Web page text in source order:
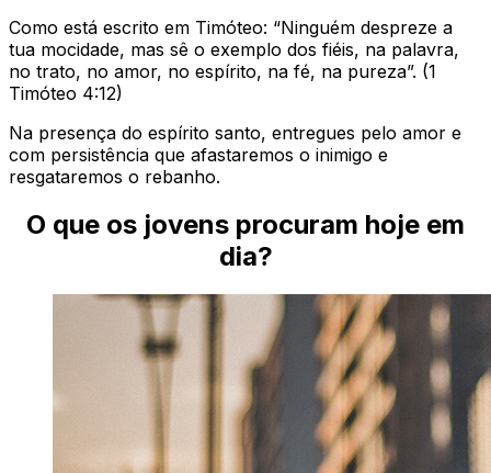
Como está escrito em Timóteo: “Ninguém despreze a
tua mocidade, mas sê o exemplo dos fiéis, na palavra,
no trato, no amor, no espírito, na fé, na pureza”. (1
Timóteo 4:12)
Na presença do espírito santo, entregues pelo amor e
com persistência que afastaremos o inimigo e
resgataremos o rebanho.
O que os jovens procuram hoje em
dia?